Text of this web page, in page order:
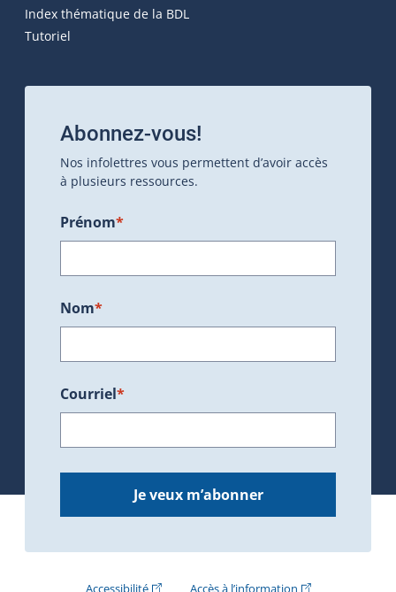
Index thématique de la BDL
Tutoriel
Abonnez-vous!
Nos infolettres vous permettent d’avoir accès
à plusieurs ressources.
Prénom*
Nom*
Courriel*
Je veux m’abonner
Accessibilité(Cet hyperlien externe s'ouvrira dans une
Accès à l’information(Cet hyperlien